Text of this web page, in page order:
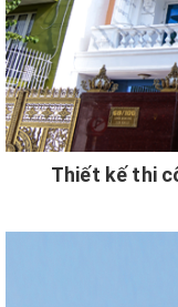
Thiết kế thi